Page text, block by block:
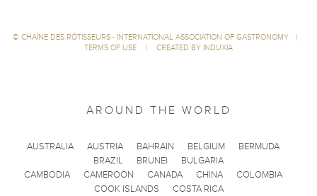
© CHAÎNE DES RÔTISSEURS - INTERNATIONAL ASSOCIATION OF GASTRONOMY
|
TERMS OF USE
| CREATED BY INDUXIA
AROUND THE WORLD
AUSTRALIA AUSTRIA BAHRAIN BELGIUM
BERMUDA
BRAZIL
BRUNEI
BULGARIA
CAMBODIA
CAMEROON CANADA CHINA
COLOMBIA
COOK ISLANDS
COSTA RICA